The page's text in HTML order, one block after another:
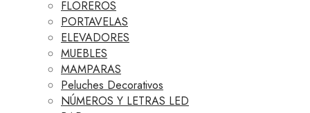
FLOREROS
PORTAVELAS
ELEVADORES
MUEBLES
MAMPARAS
Peluches Decorativos
NÚMEROS Y LETRAS LED